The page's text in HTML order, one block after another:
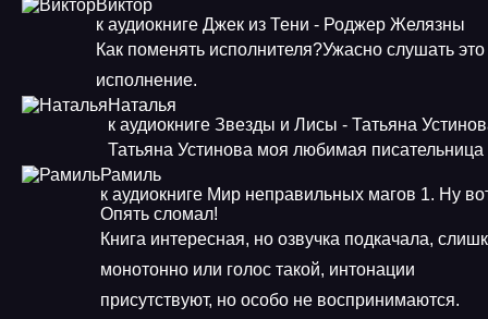
Виктор
к аудиокниге Джек из Тени - Роджер Желязны
Как поменять исполнителя?Ужасно слушать это
исполнение.
Наталья
к аудиокниге Звезды и Лисы - Татьяна
Татьяна Устинова моя любимая писательница
Рамиль
к аудиокниге Мир неправильных магов 1. Ну
Опять сломал!
Книга интересная, но озвучка подкачала,
монотонно или голос такой, интонации
присутствуют, но особо не воспринимаются.